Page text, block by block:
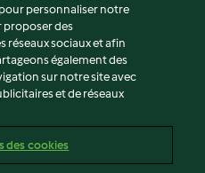
personnaliser notre
proposer des
réseaux sociaux et afin
également des
sur notre site avec
et de réseaux
des cookies